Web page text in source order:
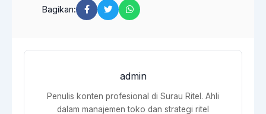
Bagikan:
admin
Penulis konten profesional di Surau Ritel. Ahli
dalam manajemen toko dan strategi ritel